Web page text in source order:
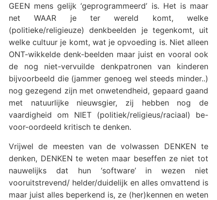
GEEN mens gelijk ‘geprogrammeerd’ is. Het is maar
net WAAR je ter wereld komt, welke
(politieke/religieuze) denkbeelden je tegenkomt, uit
welke cultuur je komt, wat je opvoeding is. Niet alleen
ONT-wikkelde denk-beelden maar juist en vooral ook
de nog niet-vervuilde denkpatronen van kinderen
bijvoorbeeld die (jammer genoeg wel steeds minder..)
nog gezegend zijn met onwetendheid, gepaard gaand
met natuurlijke nieuwsgier, zij hebben nog de
vaardigheid om NIET (politiek/religieus/raciaal) be-
voor-oordeeld kritisch te denken.
Vrijwel de meesten van de volwassen DENKEN te
denken, DENKEN te weten maar beseffen ze niet tot
nauwelijks dat hun ‘software’ in wezen niet
vooruitstrevend/ helder/duidelijk en alles omvattend is
maar juist alles beperkend is, ze (her)kennen en weten